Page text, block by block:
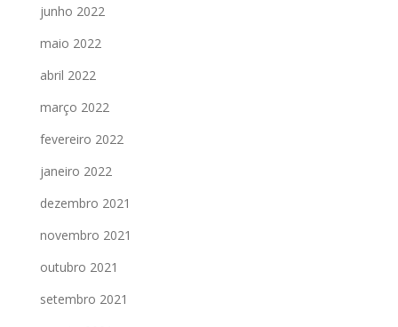
junho 2022
maio 2022
abril 2022
março 2022
fevereiro 2022
janeiro 2022
dezembro 2021
novembro 2021
outubro 2021
setembro 2021